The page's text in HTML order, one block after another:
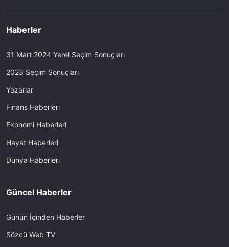
Haberler
31 Mart 2024 Yerel Seçim Sonuçları
2023 Seçim Sonuçları
Yazarlar
Finans Haberleri
Ekonomi Haberleri
Hayat Haberleri
Dünya Haberleri
Güncel Haberler
Günün İçinden Haberler
Sözcü Web TV